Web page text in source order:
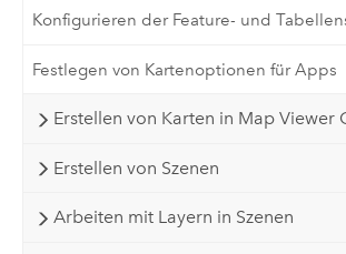
Konfigurieren der Feature- und
Festlegen von Kartenoptionen für Apps
Erstellen von Karten in Map Viewer
Erstellen von Szenen
Arbeiten mit Layern in Szenen